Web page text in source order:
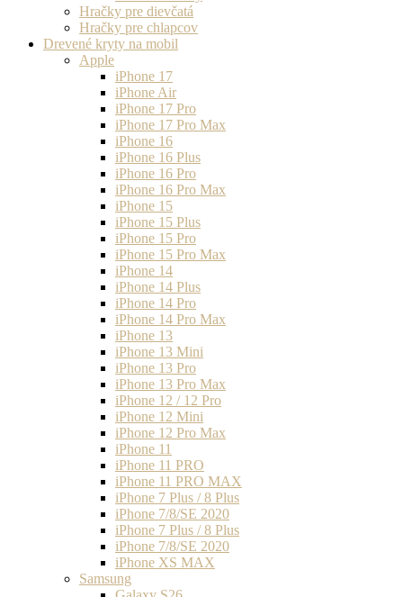
Hračky pre dievčatá
Hračky pre chlapcov
Drevené kryty na mobil
Apple
iPhone 17
iPhone Air
iPhone 17 Pro
iPhone 17 Pro Max
iPhone 16
iPhone 16 Plus
iPhone 16 Pro
iPhone 16 Pro Max
iPhone 15
iPhone 15 Plus
iPhone 15 Pro
iPhone 15 Pro Max
iPhone 14
iPhone 14 Plus
iPhone 14 Pro
iPhone 14 Pro Max
iPhone 13
iPhone 13 Mini
iPhone 13 Pro
iPhone 13 Pro Max
iPhone 12 / 12 Pro
iPhone 12 Mini
iPhone 12 Pro Max
iPhone 11
iPhone 11 PRO
iPhone 11 PRO MAX
iPhone 7 Plus / 8 Plus
iPhone 7/8/SE 2020
iPhone 7 Plus / 8 Plus
iPhone 7/8/SE 2020
iPhone XS MAX
Samsung